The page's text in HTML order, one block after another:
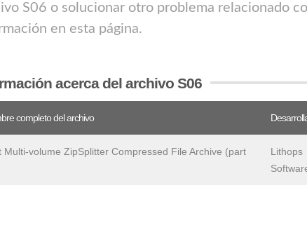
S06 o solucionar otro problema relacionado
en esta página.
acerca del archivo S06
completo del archivo
Multi-volume ZipSplitter Compressed File Archive (part
Lithops